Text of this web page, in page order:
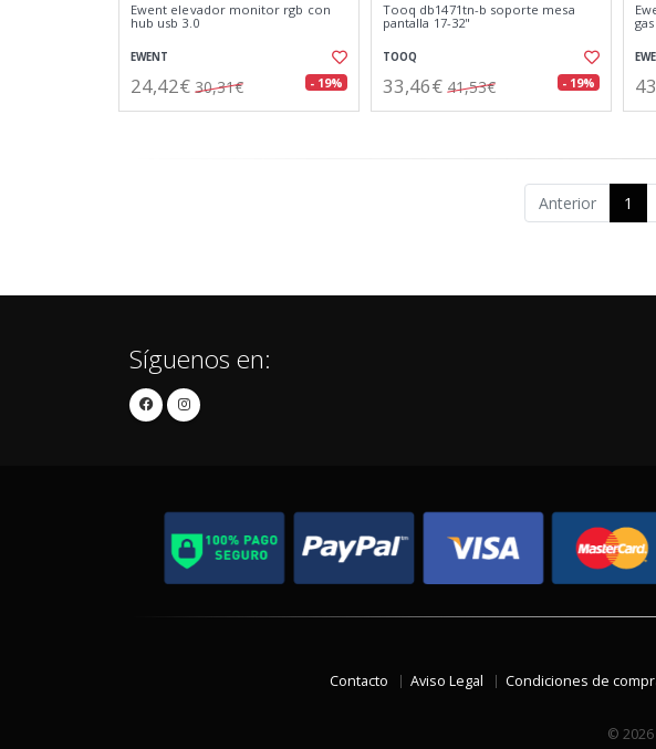
Ewent elevador monitor rgb con
hub usb 3.0
EWENT
24,42€ 30,31€ - 19%
Tooq db1471tn-b soporte mesa
pantalla 17-32"
TOOQ
33,46€ 41,53€ - 19%
Anterior 1
Síguenos en:
Contacto Aviso Legal Condiciones de
©